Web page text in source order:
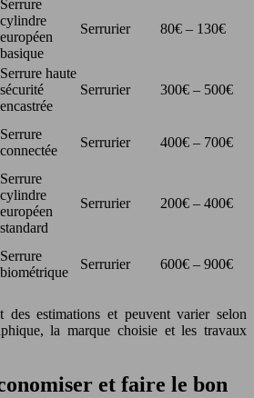
Serrure
cylindre
européen
basique
Serrurier 80€ – 130€
Serrure haute
sécurité
encastrée
Serrurier 300€ – 500€
Serrure
connectée
Serrurier 400€ – 700€
Serrure
cylindre
européen
standard
Serrurier 200€ – 400€
Serrure
biométrique
Serrurier 600€ – 900€
estimations et peuvent varier selon
la marque choisie et les travaux
et faire le bon